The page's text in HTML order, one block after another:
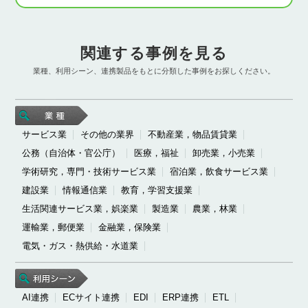
関連する事例を見る
業種、利用シーン、連携製品をもとに分類した事例をお探しください。
サービス業 その他の業界
不動産業，物品賃貸業
公務（自治体・官公庁）
医療，福祉
卸売業，小売業
学術研究，専門・技術サービス業
宿泊業，飲食サービス業
建設業
情報通信業
教育，学習支援業
生活関連サービス業，娯楽業
製造業
農業，林業
運輸業，郵便業
金融業，保険業
電気・ガス・熱供給・水道業
AI連携 ECサイト連携 EDI ERP連携
ETL